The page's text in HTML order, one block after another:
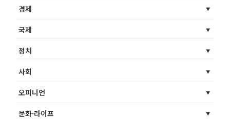
경제
국제
정치
사회
오피니언
문화·라이프